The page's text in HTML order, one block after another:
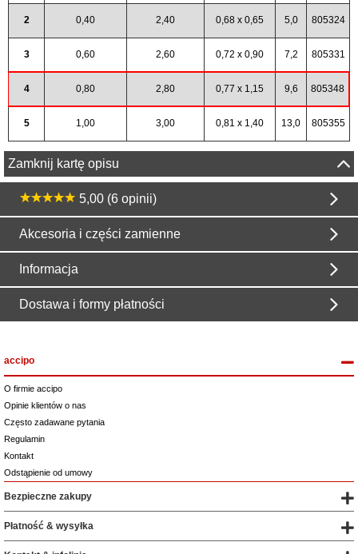
2 0,40 2,40 0,68 x 0,65 5,0 805324
3 0,60 2,60 0,72 x 0,90 7,2 805331
4 0,80 2,80 0,77 x 1,15 9,6 805348
5 1,00 3,00 0,81 x 1,40 13,0 805355
Zamknij kartę opisu
5,00 (6 opinii)
Akcesoria i części zamienne
Informacja
Dostawa i formy płatności
accipo
O firmie accipo
Opinie klientów o nas
Często zadawane pytania
Regulamin
Kontakt
Odstąpienie od umowy
Bezpieczne zakupy
Płatność & wysyłka